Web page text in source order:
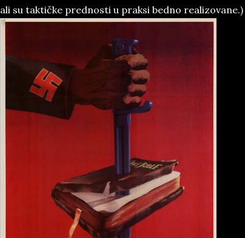
ali su taktičke prednosti u praksi bedno realizovane.)